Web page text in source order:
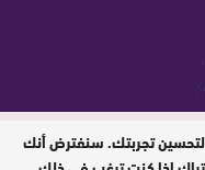
تجربتك. سنفترض أنك